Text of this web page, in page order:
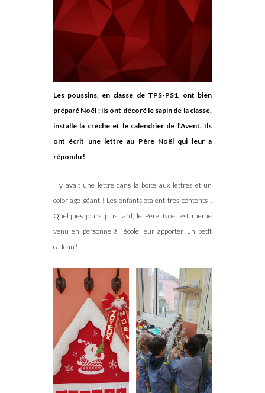
Les poussins, en classe de TPS-PS1, ont bien
préparé Noël : ils ont décoré le sapin de la classe,
installé la crèche et le calendrier de l’Avent. Ils
ont écrit une lettre au Père Noël qui leur a
répondu !
Il y avait une lettre dans la boîte aux lettres et un
coloriage géant ! Les enfants étaient très contents !
Quelques jours plus tard, le Père Noël est même
venu en personne à l’école leur apporter un petit
cadeau !